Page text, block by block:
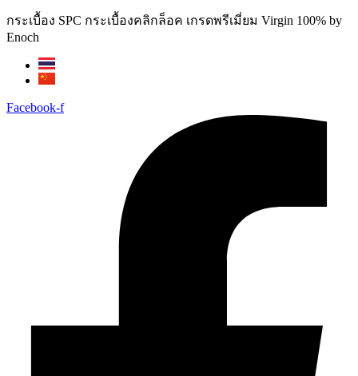
Skip
to
content
กระเบื้อง SPC กระเบื้องคลิกล็อค เกรดพรีเมี่ยม Virgin 100% by
Enoch
Facebook-f